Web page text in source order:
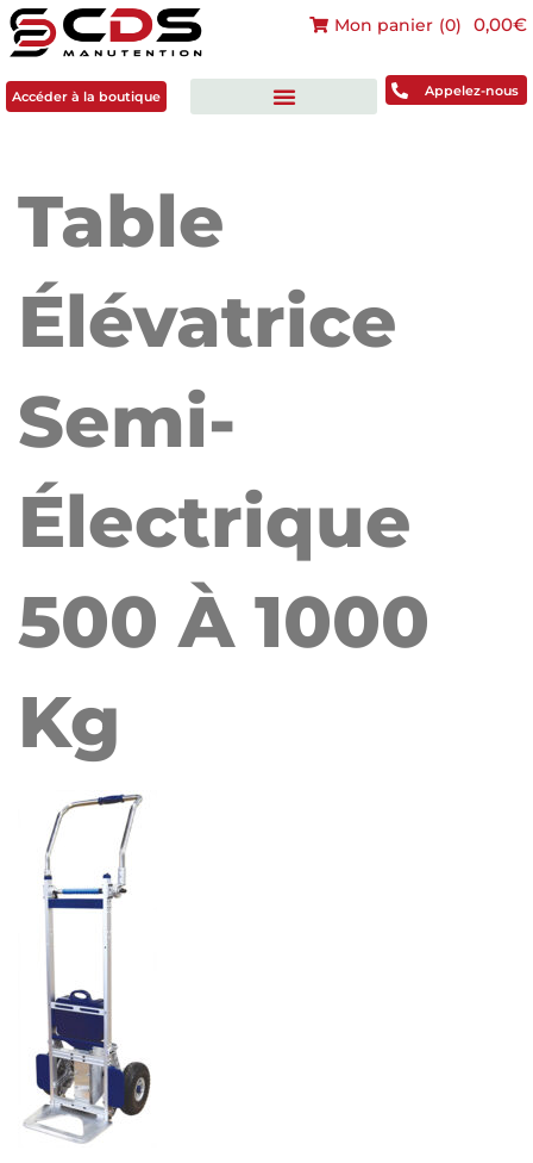
Accéder à la boutique
Mon panier (0) 0,00€
Appelez-nous
Table
Élévatrice
Semi-
Électrique
500 À 1000
Kg